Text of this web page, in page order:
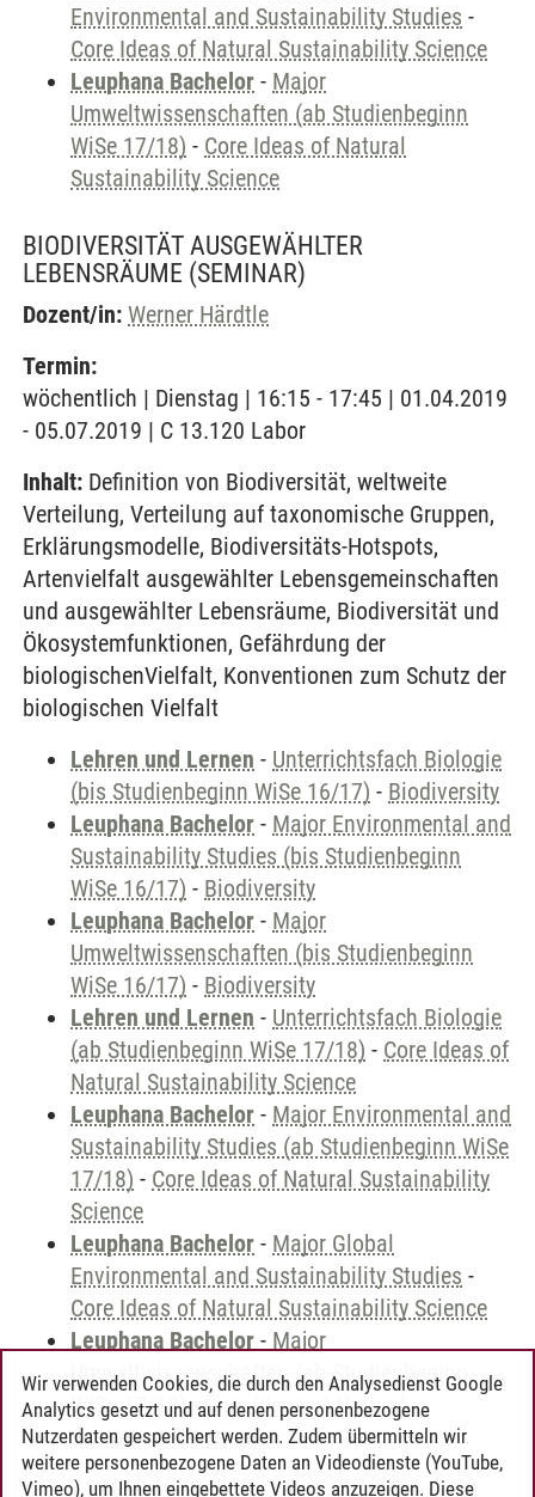
Environmental and Sustainability Studies -
Core Ideas of Natural Sustainability Science
Leuphana Bachelor - Major
Umweltwissenschaften (ab Studienbeginn
WiSe 17/18) - Core Ideas of Natural
Sustainability Science
BIODIVERSITÄT AUSGEWÄHLTER
LEBENSRÄUME (SEMINAR)
Dozent/in: Werner Härdtle
Termin:
wöchentlich | Dienstag | 16:15 - 17:45 | 01.04.2019
- 05.07.2019 | C 13.120 Labor
Inhalt: Definition von Biodiversität, weltweite
Verteilung, Verteilung auf taxonomische Gruppen,
Erklärungsmodelle, Biodiversitäts-Hotspots,
Artenvielfalt ausgewählter Lebensgemeinschaften
und ausgewählter Lebensräume, Biodiversität und
Ökosystemfunktionen, Gefährdung der
biologischenVielfalt, Konventionen zum Schutz der
biologischen Vielfalt
Lehren und Lernen - Unterrichtsfach Biologie
(bis Studienbeginn WiSe 16/17) - Biodiversity
Leuphana Bachelor - Major Environmental and
Sustainability Studies (bis Studienbeginn
WiSe 16/17) - Biodiversity
Leuphana Bachelor - Major
Umweltwissenschaften (bis Studienbeginn
WiSe 16/17) - Biodiversity
Lehren und Lernen - Unterrichtsfach Biologie
(ab Studienbeginn WiSe 17/18) - Core Ideas of
Natural Sustainability Science
Leuphana Bachelor - Major Environmental and
Sustainability Studies (ab Studienbeginn WiSe
17/18) - Core Ideas of Natural Sustainability
Science
Leuphana Bachelor - Major Global
Environmental and Sustainability Studies -
Core Ideas of Natural Sustainability Science
Leuphana Bachelor - Major
Umweltwissenschaften (ab Studienbeginn
WiSe 17/18)-Core Ideas of Natural
Sustainability Science
Wir verwenden Cookies, die durch den Analysedienst Google
Analytics gesetzt und auf denen personenbezogene
Nutzerdaten gespeichert werden. Zudem übermitteln wir
weitere personenbezogene Daten an Videodienste (YouTube,
Vimeo), um Ihnen eingebettete Videos anzuzeigen. Diese